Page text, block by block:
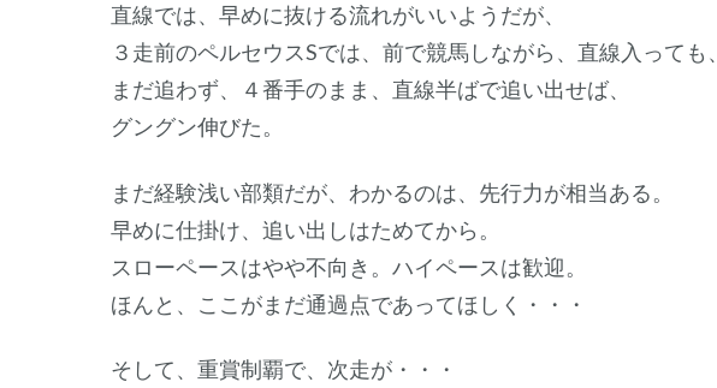
直線では、早めに抜ける流れがいいようだが、
３走前のペルセウスSでは、前で競馬しながら、直線入っても、
まだ追わず、４番手のまま、直線半ばで追い出せば、
グングン伸びた。
まだ経験浅い部類だが、わかるのは、先行力が相当ある。
早めに仕掛け、追い出しはためてから。
スローペースはやや不向き。ハイペースは歓迎。
ほんと、ここがまだ通過点であってほしく・・・
そして、重賞制覇で、次走が・・・